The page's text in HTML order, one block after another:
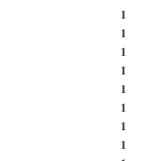
1
1
1
1
1
1
1
1